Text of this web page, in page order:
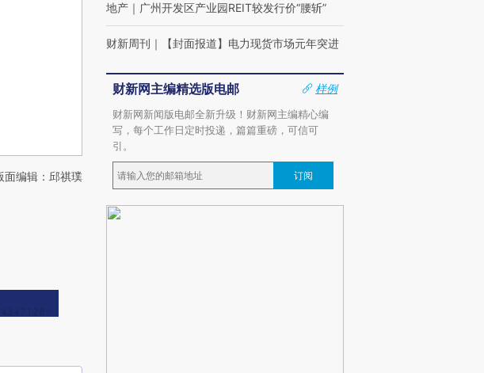
面编辑：邱祺璞
地产 ｜ 广州开发区产业园REIT较发行价“腰斩”
财新周刊 ｜ 【封面报道】电力现货市场元年突进
财新网主编精选版电邮
样例
财新网新闻版电邮全新升级！财新网主编精心编
写，每个工作日定时投递，篇篇重磅，可信可
引。
订阅